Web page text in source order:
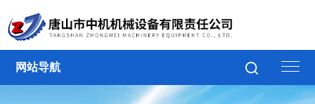
网站导航